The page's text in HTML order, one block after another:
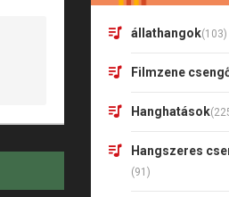
állathangok(103)
Filmzene
Hanghatások
Hangszeres
(91)